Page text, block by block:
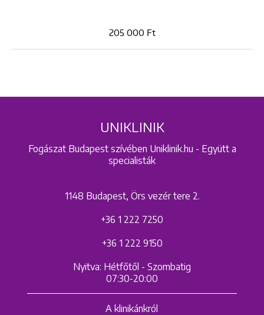
205 000 Ft
UNIKLINIK
Fogászat Budapest szívében Uniklinik.hu - Együtt a
specialisták
1148 Budapest, Örs vezér tere 2.
+36 1 222 7250
+36 1 222 9150
Nyitva: Hétfőtől - Szombatig
07:30-20:00
A klinikánkról